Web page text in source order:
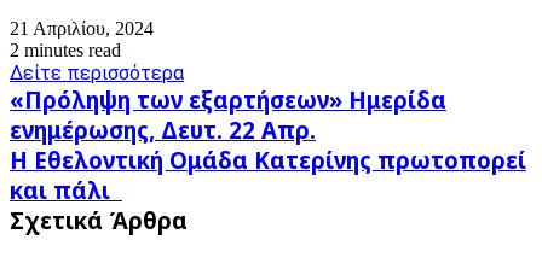
21 Απριλίου, 2024
2 minutes read
Δείτε περισσότερα
«Πρόληψη
των
εξαρτήσεων»
Ημερίδα
ενημέρωσης,
Δευτ.
22
«Πρόληψη των εξαρτήσεων» Ημερίδα
ενημέρωσης, Δευτ. 22 Απρ.
Η
Εθελοντική
Ομάδα
Κατερίνης
Η Εθελοντική Ομάδα Κατερίνης πρωτοπορεί
και πάλι
Σχετικά Άρθρα